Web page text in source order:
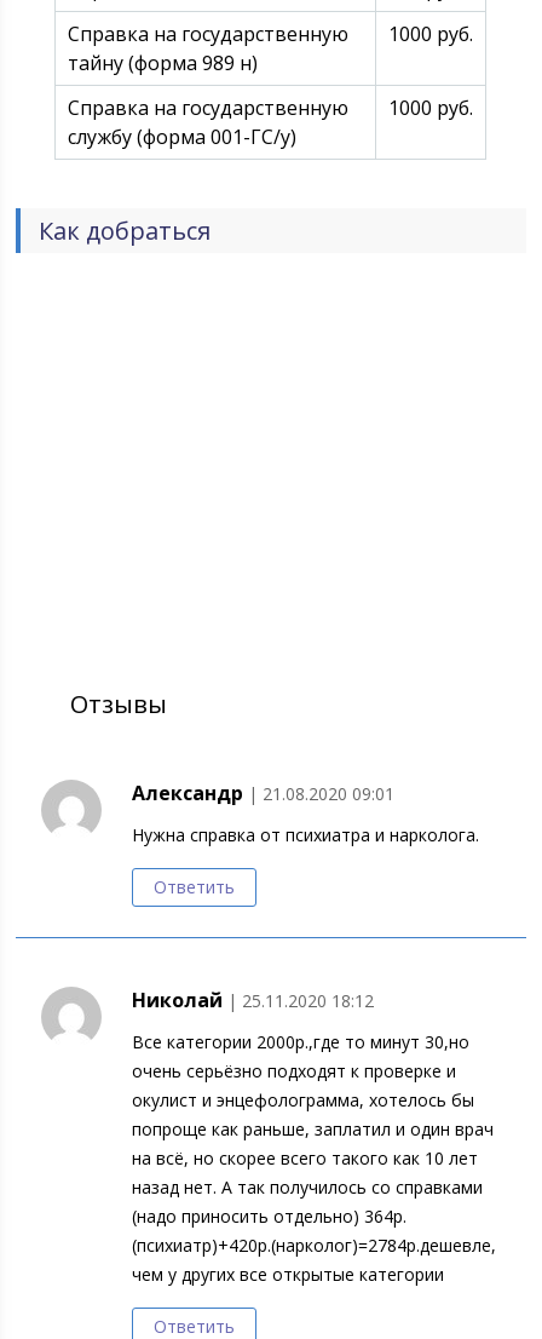
Справка на государственную
тайну (форма 989 н)
1000 руб.
Справка на государственную
службу (форма 001-ГС/у)
1000 руб.
Как добраться
Отзывы
Александр | 21.08.2020 09:01
Нужна справка от психиатра и нарколога.
Ответить
Николай | 25.11.2020 18:12
Все категории 2000р.,где то минут 30,но
очень серьёзно подходят к проверке и
окулист и энцефолограмма, хотелось бы
попроще как раньше, заплатил и один врач
на всё, но скорее всего такого как 10 лет
назад нет. А так получилось со справками
(надо приносить отдельно) 364р.
(психиатр)+420р.(нарколог)=2784р.дешевле,
чем у других все открытые категории
Ответить